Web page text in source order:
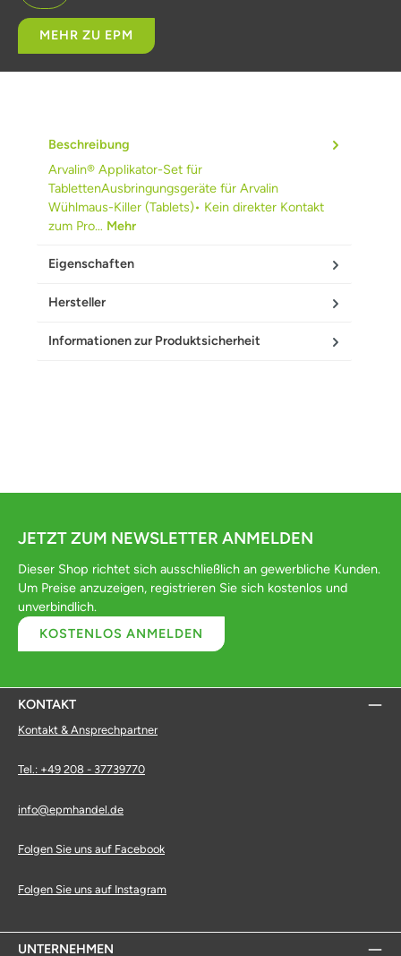
MEHR ZU EPM
Beschreibung
Arvalin® Applikator-Set für
TablettenAusbringungsgeräte für Arvalin
Wühlmaus-Killer (Tablets)• Kein direkter Kontakt
zum Pro… Mehr
Eigenschaften
Hersteller
Informationen zur Produktsicherheit
JETZT ZUM NEWSLETTER ANMELDEN
Dieser Shop richtet sich ausschließlich an gewerbliche Kunden.
Um Preise anzuzeigen, registrieren Sie sich kostenlos und
unverbindlich.
KOSTENLOS ANMELDEN
KONTAKT
Kontakt & Ansprechpartner
Tel.: +49 208 - 37739770
info@epmhandel.de
Folgen Sie uns auf Facebook
Folgen Sie uns auf Instagram
UNTERNEHMEN